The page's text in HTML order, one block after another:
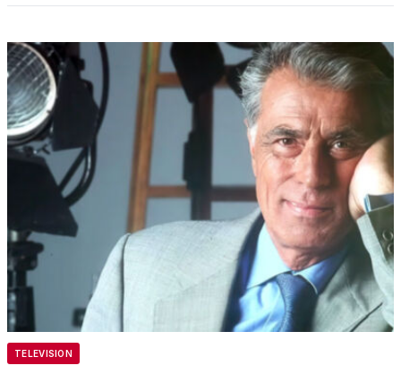
TELEVISION